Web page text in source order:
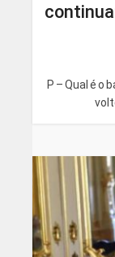
P – Qual é o